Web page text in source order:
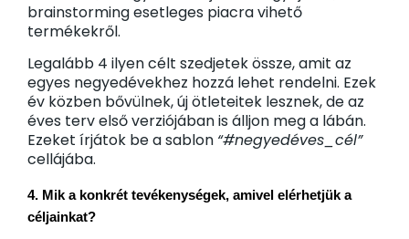
brainstorming esetleges piacra vihető
termékekről.
Legalább 4 ilyen célt szedjetek össze, amit az
egyes negyedévekhez hozzá lehet rendelni. Ezek
év közben bővülnek, új ötleteitek lesznek, de az
éves terv első verziójában is álljon meg a lábán.
Ezeket írjátok be a sablon “#negyedéves_cél”
cellájába.
4. Mik a konkrét tevékenységek, amivel elérhetjük a
céljainkat?